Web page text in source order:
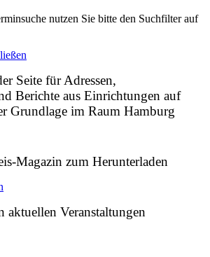
nutzen Sie bitte den Suchfilter auf
Seite für Adressen,
Berichte aus Einrichtungen auf
Grundlage im Raum Hamburg
Magazin zum Herunterladen
aktuellen Veranstaltungen